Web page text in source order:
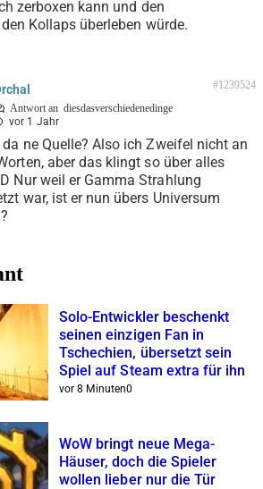
zerboxen kann und den
Kollaps überleben würde.
Antwort an diesdasverschiedenedinge
vor 1 Jahr
#1239524
da ne Quelle? Also ich Zweifel nicht an
aber das klingt so über alles
Nur weil er Gamma Strahlung
war, ist er nun übers Universum
Solo-Entwickler beschenkt
seinen einzigen Fan in
Tschechien, übersetzt sein
Spiel auf Steam extra für ihn
vor 8 Minuten0
WoW bringt neue Mega-
Häuser, doch die Spieler
wollen lieber nur die Tür